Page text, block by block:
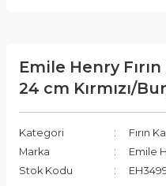
Emile Henry
24 cm Kırmızı/
Kategori
Fırın
Marka
Emile
Stok Kodu